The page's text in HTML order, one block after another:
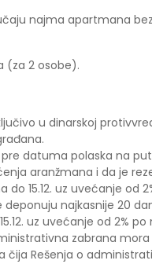
najma apartmana
(za 2 osobe).
u dinarskoj
datuma polaska na
aranžmana i da je
15.12. uz uvećanje
najkasnije 20
uz uvećanje od 2%
zabrana
čija Rešenja o